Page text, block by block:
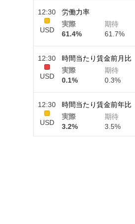
12:30
USD
労働力率
実際
61.4%
期待
61.7%
12:30
USD
時間当たり賃金前月比
実際
0.1%
期待
0.3%
12:30
USD
時間当たり賃金前年比
実際
3.2%
期待
3.5%